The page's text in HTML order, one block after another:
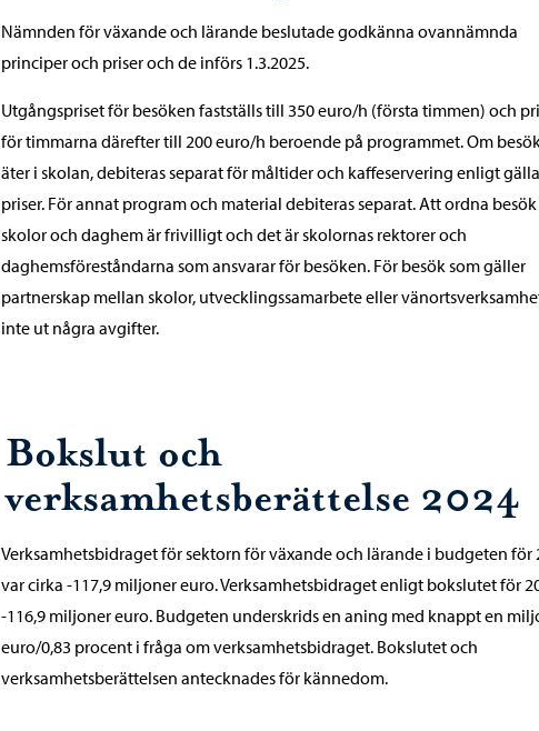
Nämnden för växande och lärande beslutade godkänna ovannämnda
principer och priser och de införs 1.3.2025.
Utgångspriset för besöken fastställs till 350 euro/h (första timmen) och
för timmarna därefter till 200 euro/h beroende på programmet. Om
äter i skolan, debiteras separat för måltider och kaffeservering enligt
priser. För annat program och material debiteras separat. Att ordna
skolor och daghem är frivilligt och det är skolornas rektorer och
daghemsföreståndarna som ansvarar för besöken. För besök som gäller
partnerskap mellan skolor, utvecklingssamarbete eller
inte ut några avgifter.
Bokslut och
verksamhetsberättelse 2024
Verksamhetsbidraget för sektorn för växande och lärande i budgeten för
var cirka -117,9 miljoner euro. Verksamhetsbidraget enligt bokslutet för
-116,9 miljoner euro. Budgeten underskrids en aning med knappt en
euro/0,83 procent i fråga om verksamhetsbidraget. Bokslutet och
verksamhetsberättelsen antecknades för kännedom.